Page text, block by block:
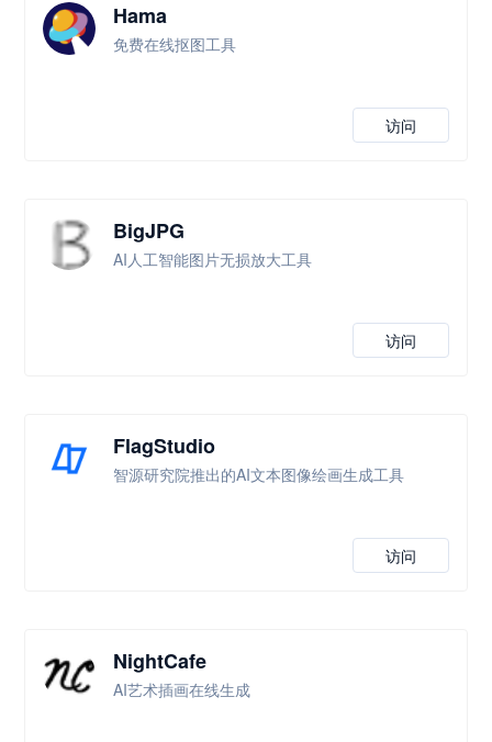
Hama
免费在线抠图工具
访问
BigJPG
AI人工智能图片无损放大工具
访问
FlagStudio
智源研究院推出的AI文本图像绘画生成工具
访问
NightCafe
AI艺术插画在线生成